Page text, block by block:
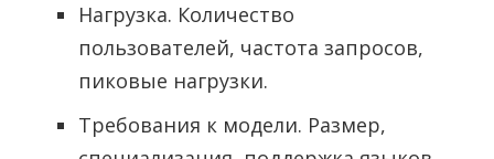
Нагрузка. Количество
пользователей, частота запросов,
пиковые нагрузки.
Требования к модели. Размер,